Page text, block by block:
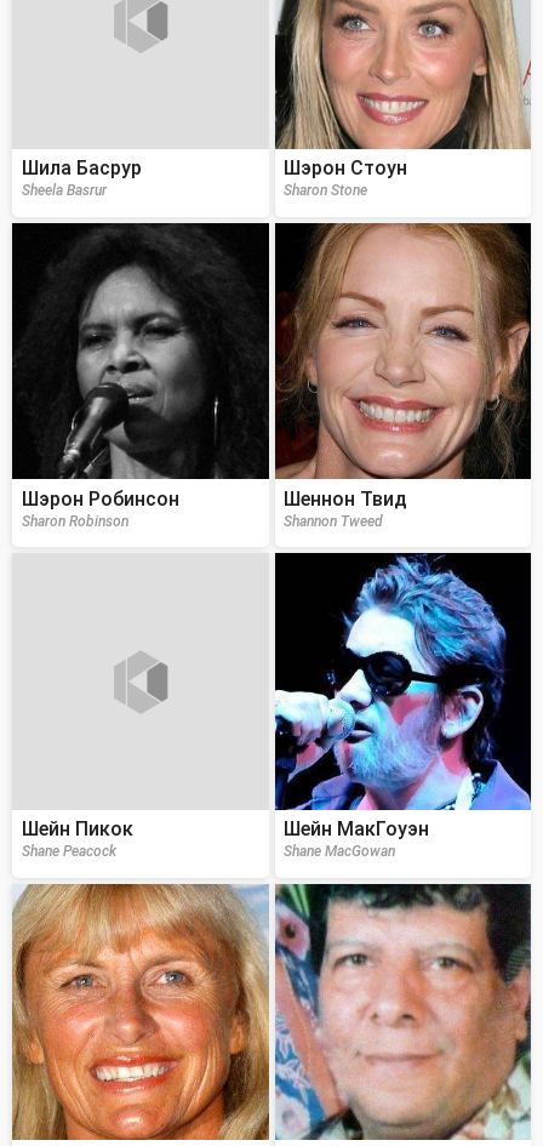
Шила Басрур
Sheela Basrur
Шэрон Стоун
Sharon Stone
Шэрон Робинсон
Sharon Robinson
Шеннон Твид
Shannon Tweed
Шейн Пикок
Shane Peacock
Шейн МакГоуэн
Shane MacGowan